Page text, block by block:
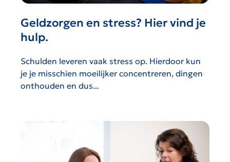
Geldzorgen en stress? Hier vind je
hulp.
Schulden leveren vaak stress op. Hierdoor kun
je je misschien moeilijker concentreren, dingen
onthouden en dus...